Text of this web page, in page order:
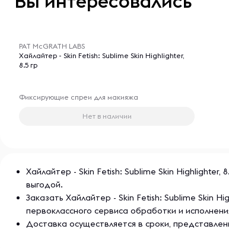
PAT McGRATH LABS
Хайлайтер - Skin Fetish: Sublime Skin Highlighter,
8.5 гр
Фиксирующие спреи для макияжа
Нет в наличии
Хайлайтер - Skin Fetish: Sublime Skin Highlighter,
выгодой.
Заказать Хайлайтер - Skin Fetish: Sublime Skin
первоклассного сервиса обработки и
Доставка осуществляется в сроки,